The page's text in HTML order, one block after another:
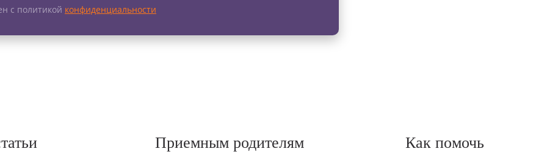
с политикой конфиденциальности
Приемным родителям Как помочь